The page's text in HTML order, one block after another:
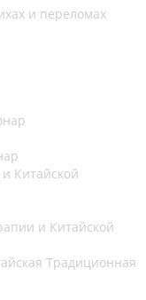
и переломах
Китайской
и Китайской
Традиционная